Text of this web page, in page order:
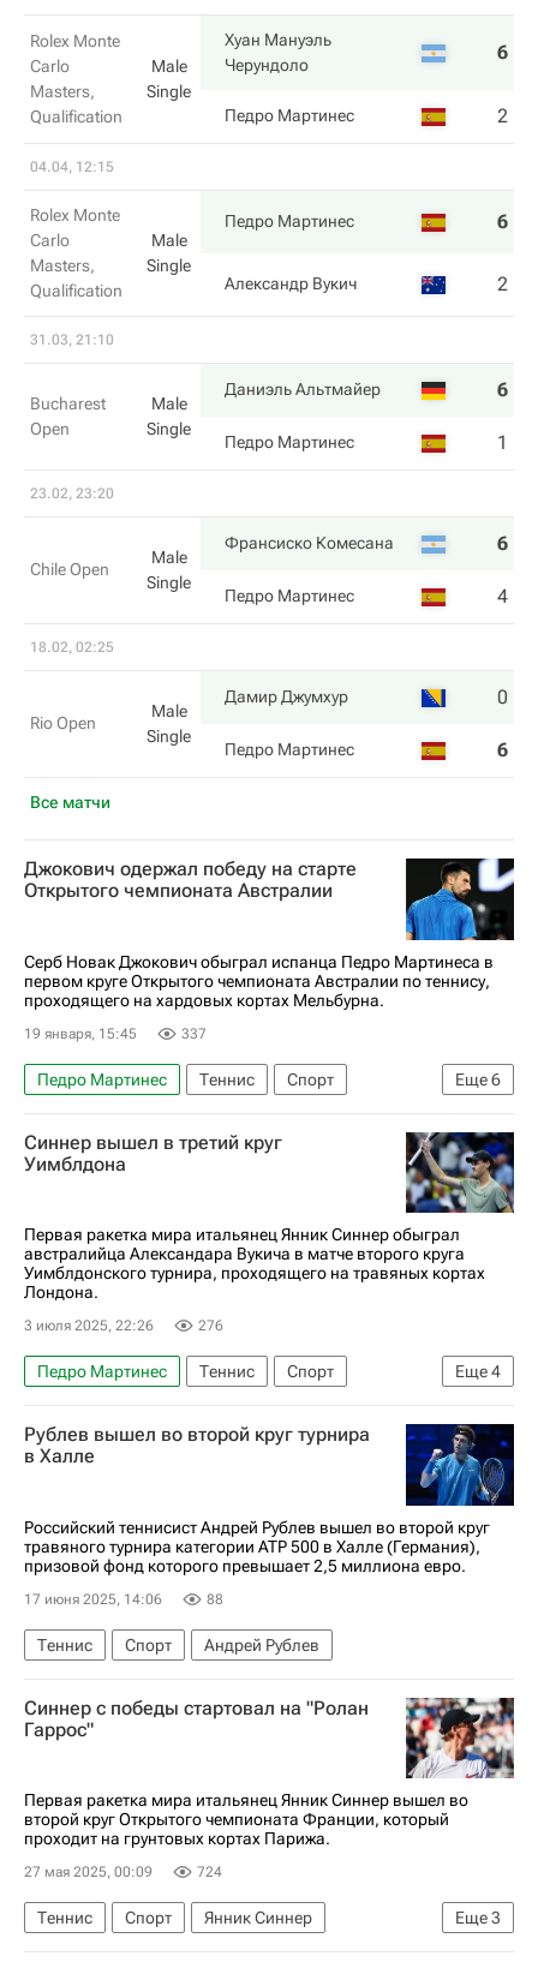
Все матчи
Rolex Monte
Carlo
Masters,
Qualification
Male
Single
Хуан Мануэль
Черундоло
6
Педро Мартинес 2
04.04, 12:15
Rolex Monte
Carlo
Masters,
Qualification
Male
Single
Педро Мартинес 6
Александр Вукич 2
31.03, 21:10
Bucharest
Open
Male
Single
Даниэль Альтмайер 6
Педро Мартинес 1
23.02, 23:20
Chile Open
Male
Single
Франсиско Комесана 6
Педро Мартинес 4
18.02, 02:25
Rio Open
Male
Single
Дамир Джумхур 0
Педро Мартинес 6
Джокович одержал победу на старте
Открытого чемпионата Австралии
Серб Новак Джокович обыграл испанца Педро Мартинеса в
первом круге Открытого чемпионата Австралии по теннису,
проходящего на хардовых кортах Мельбурна.
19 января, 15:45 337
Еще6
Педро Мартинес Теннис
Спорт
Новак Джокович
Каспер Рууд
Australian Open
Роджер Федерер
Синнер вышел в третий круг
Уимблдона
Первая ракетка мира итальянец Янник Синнер обыграл
австралийца Александара Вукича в матче второго круга
Уимблдонского турнира, проходящего на травяных кортах
Лондона.
3 июля 2025, 22:26 276
Еще4
Педро Мартинес Теннис
Спорт
Лондон
Уимблдон-2025
Янник Синнер
Уимблдон
Рублев вышел во второй круг турнира
в Халле
Российский теннисист Андрей Рублев вышел во второй круг
травяного турнира категории ATP 500 в Халле (Германия),
призовой фонд которого превышает 2,5 миллиона евро.
17 июня 2025, 14:06 88
Теннис Спорт Андрей Рублев
Синнер с победы стартовал на "Ролан
Гаррос"
Первая ракетка мира итальянец Янник Синнер вышел во
второй круг Открытого чемпионата Франции, который
проходит на грунтовых кортах Парижа.
27 мая 2025, 00:09 724
Еще3
Теннис Спорт
Янник Синнер
Ришар Гаске
Кристофер О'Коннелл